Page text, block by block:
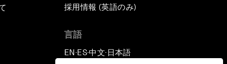
採用情報 (英語のみ)
言語
EN ▪ ES▪中文▪ 日本語